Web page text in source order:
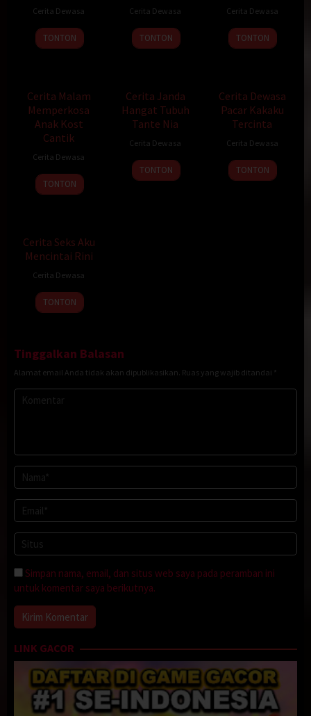
Cerita Dewasa
TONTON
Cerita Dewasa
TONTON
Cerita Dewasa
TONTON
Cerita Malam
Memperkosa
Anak Kost
Cantik
Cerita Dewasa
TONTON
Cerita Janda
Hangat Tubuh
Tante Nia
Cerita Dewasa
TONTON
Cerita Dewasa
Pacar Kakaku
Tercinta
Cerita Dewasa
TONTON
Cerita Seks Aku
Mencintai Rini
Cerita Dewasa
TONTON
Tinggalkan Balasan
Alamat email Anda tidak akan dipublikasikan. Ruas yang wajib ditandai *
Simpan nama, email, dan situs web saya pada peramban ini
untuk komentar saya berikutnya.
LINK GACOR